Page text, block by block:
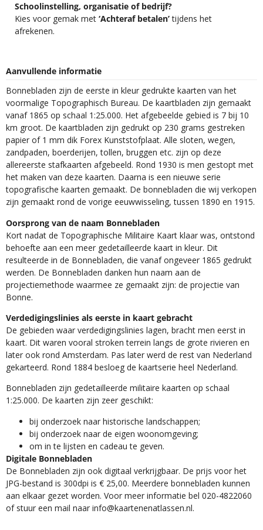
Schoolinstelling, organisatie of bedrijf?
Kies voor gemak met ‘Achteraf betalen’tijdens het
afrekenen.
Aanvullende informatie
Bonnebladen zijn de eerste in kleur gedrukte kaarten van het
voormalige Topographisch Bureau. De kaartbladen zijn gemaakt
vanaf 1865 op schaal 1:25.000. Het afgebeelde gebied is 7 bij 10
km groot. De kaartbladen zijn gedrukt op 230 grams gestreken
papier of 1 mm dik Forex Kunststofplaat. Alle sloten, wegen,
zandpaden, boerderijen, tollen, bruggen etc. zijn op deze
allereerste stafkaarten afgebeeld. Rond 1930 is men gestopt met
het maken van deze kaarten. Daarna is een nieuwe serie
topografische kaarten gemaakt. De bonnebladen die wij verkopen
zijn gemaakt rond de vorige eeuwwisseling, tussen 1890 en 1915.
Oorsprong van de naam Bonnebladen
Kort nadat de Topographische Militaire Kaart klaar was, ontstond
behoefte aan een meer gedetailleerde kaart in kleur. Dit
resulteerde in de Bonnebladen, die vanaf ongeveer 1865 gedrukt
werden. De Bonnebladen danken hun naam aan de
projectiemethode waarmee ze gemaakt zijn: de projectie van
Bonne.
Verdedigingslinies als eerste in kaart gebracht
De gebieden waar verdedigingslinies lagen, bracht men eerst in
kaart. Dit waren vooral stroken terrein langs de grote rivieren en
later ook rond Amsterdam. Pas later werd de rest van Nederland
gekarteerd. Rond 1884 besloeg de kaartserie heel Nederland.
Bonnebladen zijn gedetailleerde militaire kaarten op schaal
1:25.000. De kaarten zijn zeer geschikt:​
​bij onderzoek naar historische landschappen;
bij onderzoek naar de eigen woonomgeving;
om in te lijsten en cadeau te geven.
Digitale Bonnebladen
De Bonnebladen zijn ook digitaal verkrijgbaar. De prijs voor het
JPG-bestand is 300dpi is € 25,00. Meerdere bonnebladen kunnen
aan elkaar gezet worden. Voor meer informatie bel 020-4822060
of stuur een mail naar info@kaartenenatlassen.nl.